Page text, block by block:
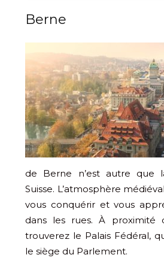
Berne
de Berne n’est autre que
Suisse. L’atmosphère
vous conquérir et vous
dans les rues. À proximité
trouverez le Palais Fédéral,
le siège du Parlement.